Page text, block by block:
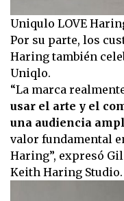
Uniqulo LOVE
Por su parte, los
Haring también
Uniqlo.
“La marca
usar el arte y el
una audiencia
valor fundamental
Haring”, expresó
Keith Haring Studio.